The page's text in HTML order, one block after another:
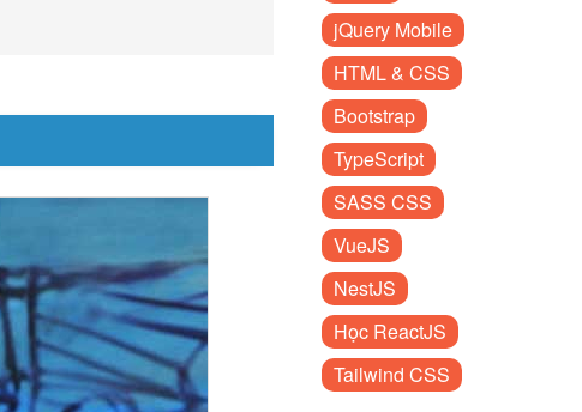
jQuery Mobile
HTML & CSS
Bootstrap
TypeScript
SASS CSS
VueJS
NestJS
Học ReactJS
Tailwind CSS